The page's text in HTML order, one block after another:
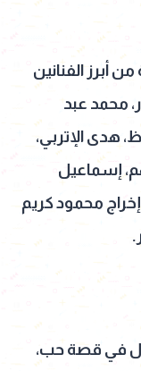
أبرز الفنانين
محمد عبد
هدى الإتربي،
إسماعيل
محمود كريم
في قصة حب،